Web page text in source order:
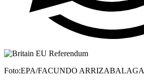
Foto:EPA/FACUNDO ARRIZABALAGA